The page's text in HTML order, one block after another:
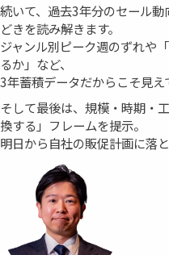
続いて、過去3年分のセール
どきを読み解きます。
ジャンル別ピーク週のずれや
るか」など、
3年蓄積データだからこそ見え
そして最後は、規模・時期・
換する」フレームを提示。
明日から自社の販促計画に落